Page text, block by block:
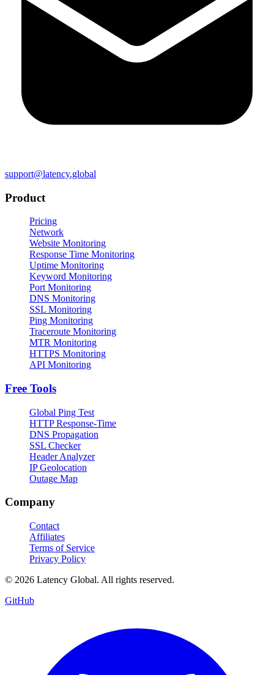
support@latency.global
Product
Pricing
Network
Website Monitoring
Response Time Monitoring
Uptime Monitoring
Keyword Monitoring
Port Monitoring
DNS Monitoring
SSL Monitoring
Ping Monitoring
Traceroute Monitoring
MTR Monitoring
HTTPS Monitoring
API Monitoring
Free Tools
Global Ping Test
HTTP Response-Time
DNS Propagation
SSL Checker
Header Analyzer
IP Geolocation
Outage Map
Company
Contact
Affiliates
Terms of Service
Privacy Policy
© 2026 Latency Global. All rights reserved.
GitHub